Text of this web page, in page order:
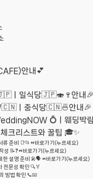
안내💕
ㅣ일식당🇯🇵🍣🍷안내🎉
ㅣ중식당🇨🇳🍜안내🎉
💍ㅣ웨딩박
크리스트와 꿀팁 🎓✨
류 준비 📑📂⏪바로가기(누르세요)
성 📝❓⏪바로가기(누르세요)
한 설명 준비 🎤🗣️⏪바로가기(누르세요)
전문성 확인 🔍🏅
방법 확인 📞📧